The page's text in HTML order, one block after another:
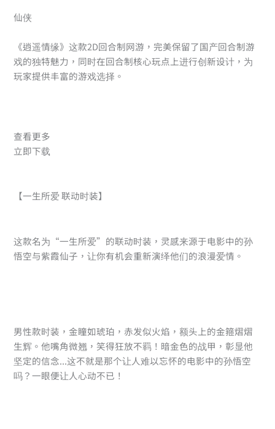
仙侠
《逍遥情缘》这款2D回合制网游，完美保留了国产回合制游
戏的独特魅力，同时在回合制核心玩点上进行创新设计，为
玩家提供丰富的游戏选择。
查看更多
立即下载
【一生所爱 联动时装】
这款名为“一生所爱”的联动时装，灵感来源于电影中的孙
悟空与紫霞仙子，让你有机会重新演绎他们的浪漫爱情。
男性款时装，金瞳如琥珀，赤发似火焰，额头上的金箍熠熠
生辉。他嘴角微翘，笑得狂放不羁！暗金色的战甲，彰显他
坚定的信念...这不就是那个让人难以忘怀的电影中的孙悟空
吗？一眼便让人心动不已！